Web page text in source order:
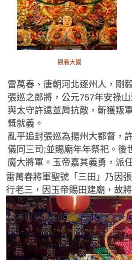
觀看大圖
雷萬春、唐朝河北逐州人，剛
張巡之郎將，公元757年安祿
與太守許遠並肩抗敵，斬獲叛
慨就義。
亂平追封張巡為揚州大都督，
儀同三司;並賜廟年年祭祀。後
魔大將軍。玉帝嘉其義勇，派
雷萬春將軍聖號「三田」乃因
行老三，因玉帝賜田建廟，故